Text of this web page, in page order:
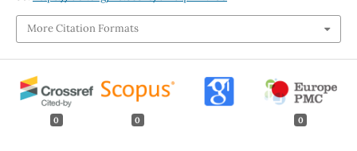
More Citation Formats
0 0 0